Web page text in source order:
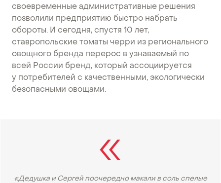
своевременные административные решения
позволили предприятию быстро набрать
обороты. И сегодня, спустя 10 лет,
ставропольские томаты черри из регионального
овощного бренда перерос в узнаваемый по
всей России бренд, который ассоциируется
у потребителей с качественными, экологически
безопасными овощами.
«Дедушка и Сергей поочередно макали в соль спелые